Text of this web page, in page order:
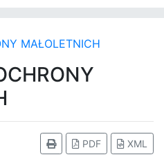
MAŁOLETNICH
PDF XML